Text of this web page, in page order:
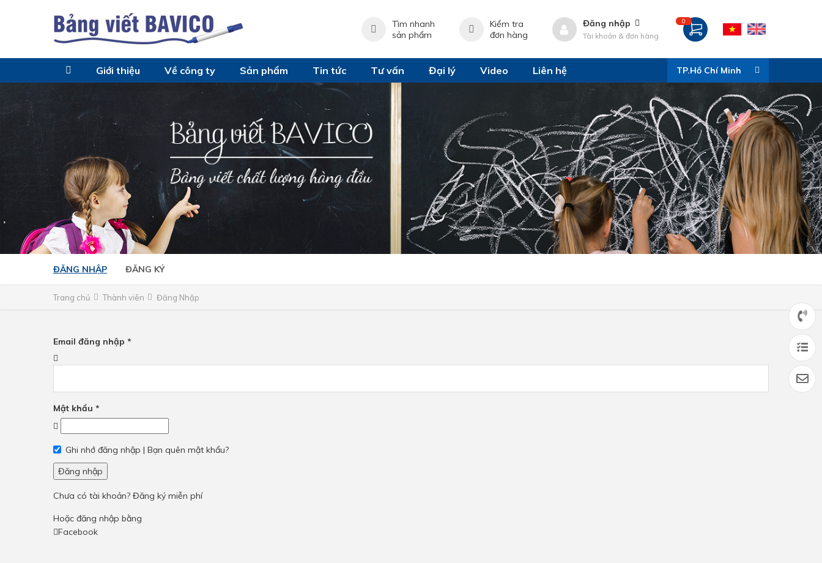
Tìm nhanh
sản phẩm
Kiểm tra
đơn hàng
Đăng nhập
Tài khoản & đơn hàng
0
Giới thiệu Về công ty Sản phẩm Tin tức Tư vấn Đại lý Video Liên hệ TP.Hồ Chí Minh
ĐĂNG NHẬP ĐĂNG KÝ
Trang chủ Thành viên Đăng Nhập
Email đăng nhập *
Mật khẩu *
Ghi nhớ đăng nhập | Bạn quên mật khẩu?
Đăng nhập
Chưa có tài khoản? Đăng ký miễn phí
Hoặc đăng nhập bằng
Facebook